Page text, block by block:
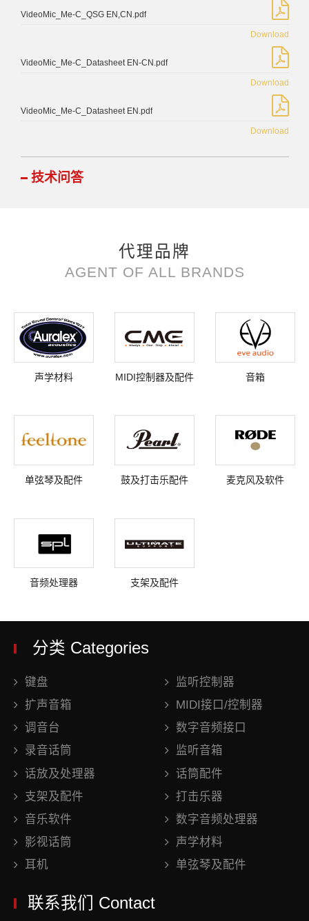
VideoMic_Me-C_QSG EN,CN.pdf
Download
VideoMic_Me-C_Datasheet EN-CN.pdf
Download
VideoMic_Me-C_Datasheet EN.pdf
Download
技术问答
代理品牌
AGENT OF ALL BRANDS
声学材料 MIDI控制器及配件 音箱
单弦琴及配件 鼓及打击乐配件 麦克风及软件
音频处理器 支架及配件
分类 Categories
键盘
监听控制器
扩声音箱
MIDI接口/控制器
调音台
数字音频接口
录音话筒
监听音箱
话放及处理器
话筒配件
支架及配件
打击乐器
音乐软件
数字音频处理器
影视话筒
声学材料
耳机
单弦琴及配件
联系我们 Contact